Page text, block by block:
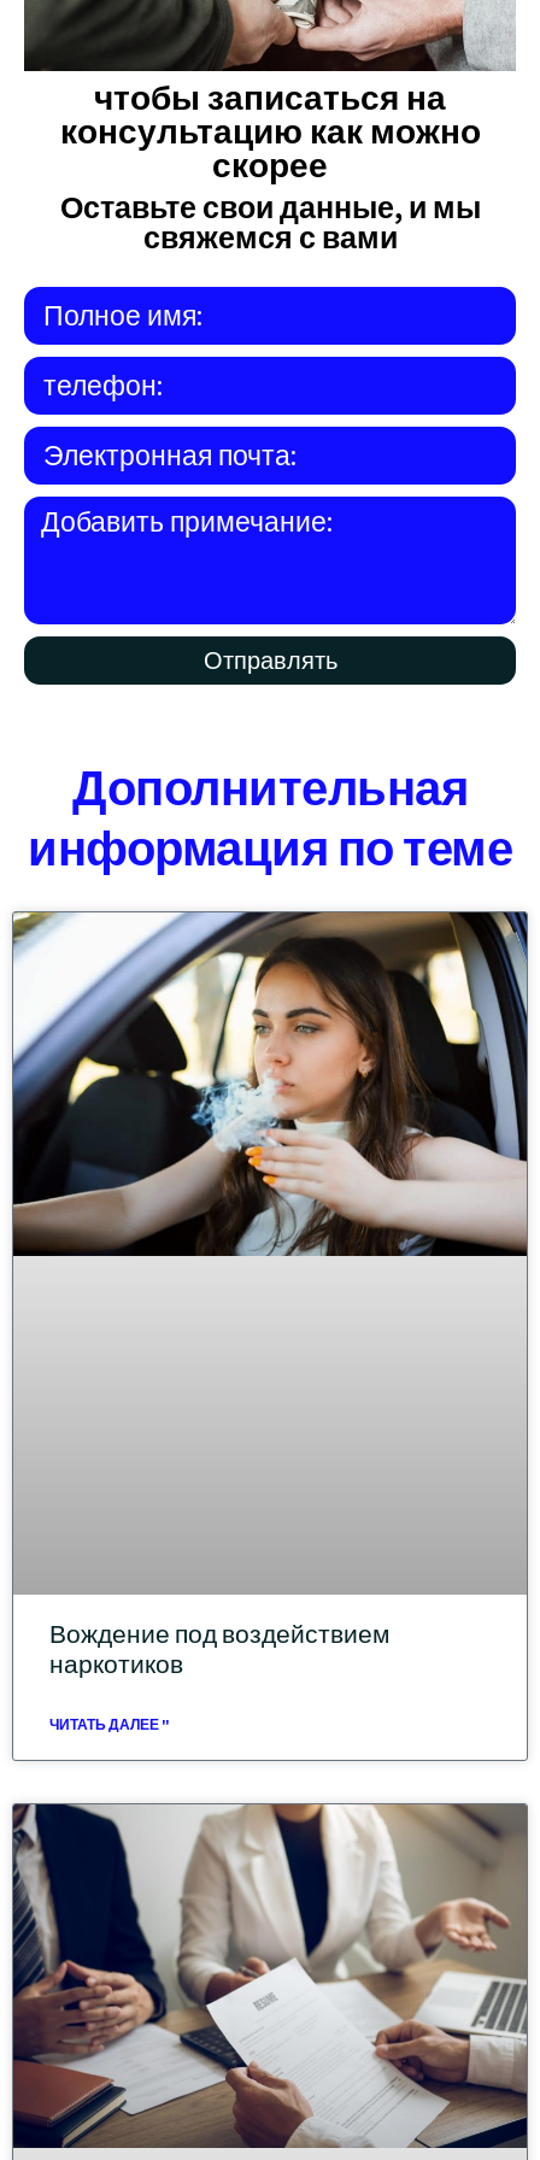
чтобы записаться на
консультацию как можно
скорее
Оставьте свои данные, и мы
свяжемся с вами
Отправлять
Дополнительная
информация по теме
Вождение под воздействием
наркотиков
ЧИТАТЬ ДАЛЕЕ "